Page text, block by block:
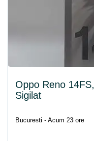
Oppo Reno 14FS,
Sigilat
Bucuresti - Acum 23 ore